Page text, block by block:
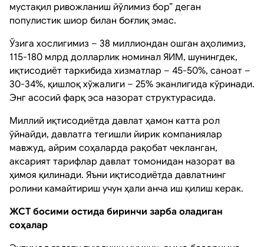
мустақил ривожланиш йўлимиз бор” деган
популистик шиор билан боғлиқ эмас.
Ўзига хослигимиз – 38 миллиондан ошган аҳолимиз,
115-180 млрд долларлик номинал ЯИМ, шунингдек,
иқтисодиёт таркибида хизматлар – 45-50%, саноат –
30-34%, қишлоқ хўжалиги – 25% эканлигида кўринади.
Энг асосий фарқ эса назорат структурасида.
Миллий иқтисодиётда давлат ҳамон катта рол
ўйнайди, давлатга тегишли йирик компаниялар
мавжуд, айрим соҳаларда рақобат чекланган,
аксарият тарифлар давлат томонидан назорат ва
ҳимоя қилинади. Яъни иқтисодиётда давлатнинг
ролини камайтириш учун ҳали анча иш қилиш керак.
ЖСТ босими остида биринчи зарба оладиган
соҳалар